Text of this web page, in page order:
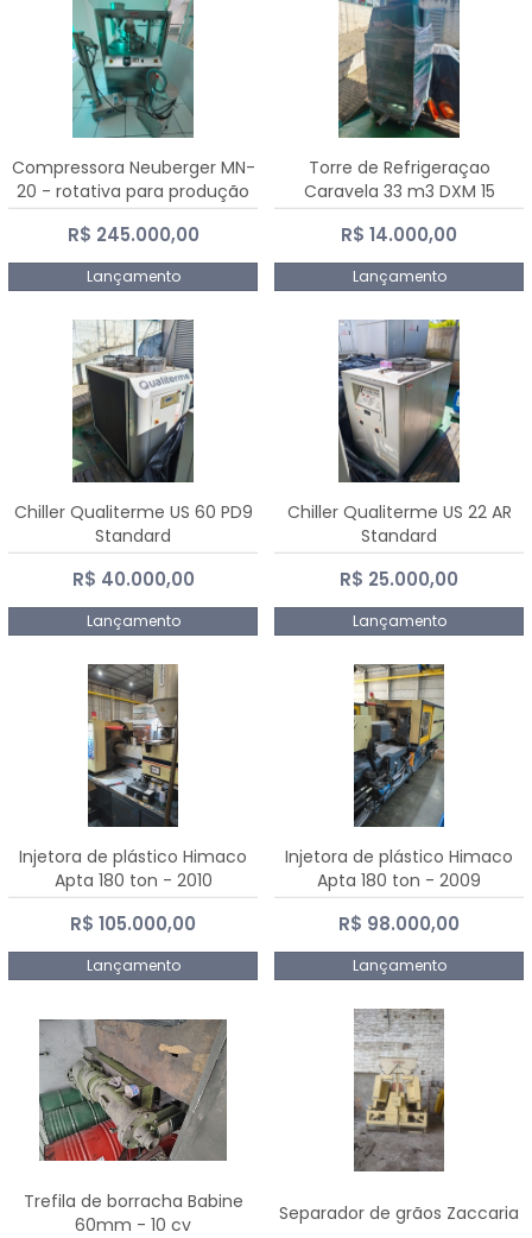
Compressora Neuberger MN-
20 - rotativa para produção
de comprimidos
R$ 245.000,00
Lançamento
Torre de Refrigeraçao
Caravela 33 m3 DXM 15
R$ 14.000,00
Lançamento
Chiller Qualiterme US 60 PD9
Standard
R$ 40.000,00
Lançamento
Chiller Qualiterme US 22 AR
Standard
R$ 25.000,00
Lançamento
Injetora de plástico Himaco
Apta 180 ton - 2010
R$ 105.000,00
Lançamento
Injetora de plástico Himaco
Apta 180 ton - 2009
R$ 98.000,00
Lançamento
Trefila de borracha Babine
60mm - 10 cv
Separador de grãos Zaccaria